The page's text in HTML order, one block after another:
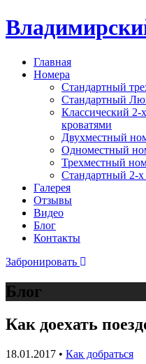
Главная
Номера
Стандартный
Стандартный
Классический
кроватями
Двухместный
Одноместный
Трехместный
Стандартный 2-
Галерея
Отзывы
Видео
Блог
Контакты
Забронировать
Блог
Как доехать
18.01.2017 • Как добраться